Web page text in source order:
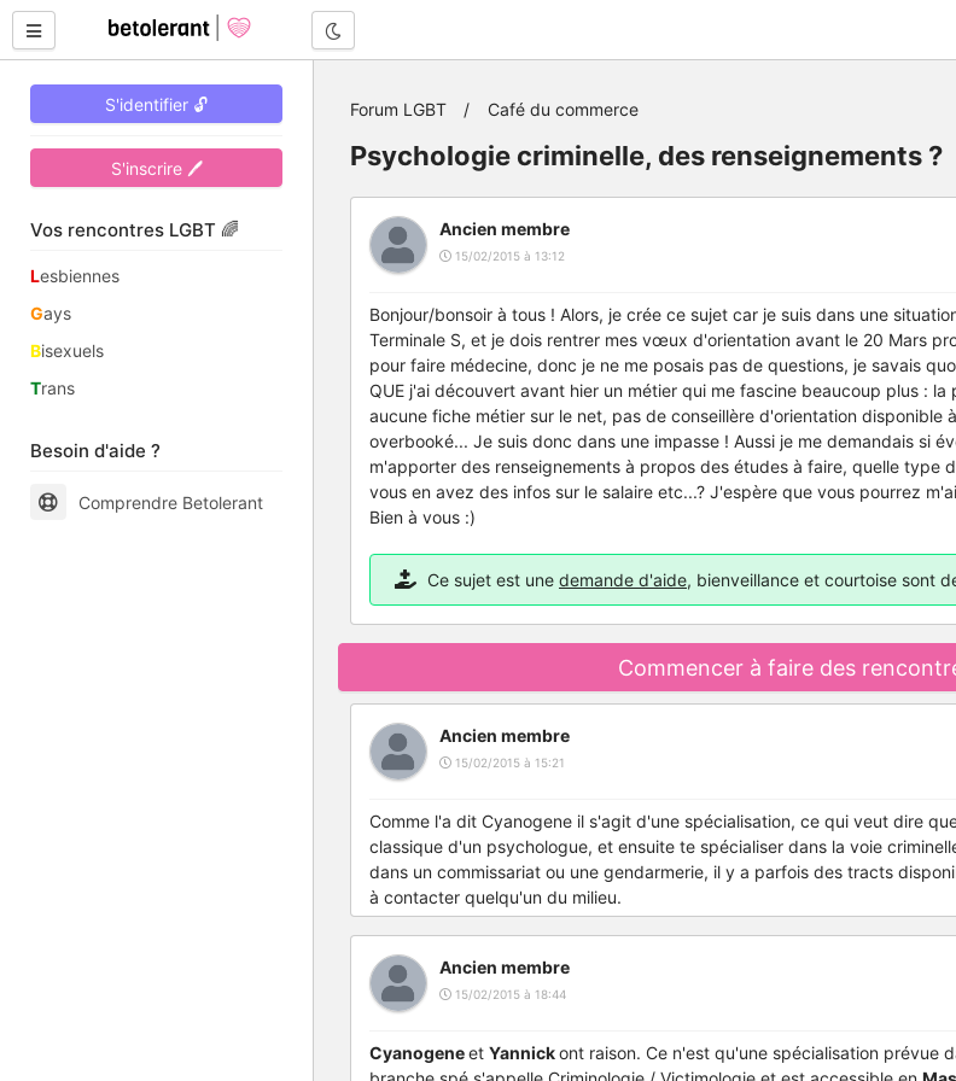
S'identifier 🔓
S'inscrire 🖊
Vos rencontres LGBT 🌈
Lesbiennes
Gays
Bisexuels
Trans
Besoin d'aide ?
Comprendre Betolerant
Forum LGBT Café du commerce
Psychologie criminelle, des renseignements ?
Ancien membre
15/02/2015 à 13:12
Bonjour/bonsoir à tous ! Alors, je crée ce sujet car je suis dans une
Terminale S, et je dois rentrer mes vœux d'orientation avant le 20 Mars
pour faire médecine, donc je ne me posais pas de questions, je savais
QUE j'ai découvert avant hier un métier qui me fascine beaucoup plus : la
aucune fiche métier sur le net, pas de conseillère d'orientation disponible
overbooké... Je suis donc dans une impasse ! Aussi je me demandais si
m'apporter des renseignements à propos des études à faire, quelle type
vous en avez des infos sur le salaire etc...? J'espère que vous pourrez
Bien à vous :)
Ce sujet est une demande d'aide, bienveillance et courtoise sont
Commencer à faire des
Ancien membre
15/02/2015 à 15:21
Comme l'a dit Cyanogene il s'agit d'une spécialisation, ce qui veut dire
classique d'un psychologue, et ensuite te spécialiser dans la voie
dans un commissariat ou une gendarmerie, il y a parfois des tracts
à contacter quelqu'un du milieu.
Ancien membre
15/02/2015 à 18:44
Cyanogeneet Yannickont raison. Ce n'est qu'une spécialisation prévue